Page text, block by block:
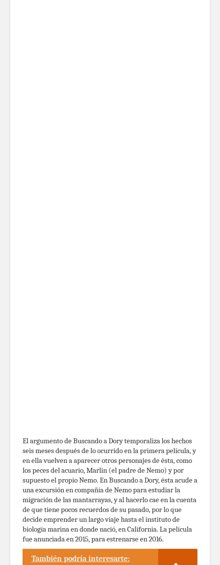
El argumento de Buscando a Dory temporaliza los hechos
seis meses después de lo ocurrido en la primera película, y
en ella vuelven a aparecer otros personajes de ésta, como
los peces del acuario, Marlin (el padre de Nemo) y por
supuesto el propio Nemo. En Buscando a Dory, ésta acude a
una excursión en compañía de Nemo para estudiar la
migración de las mantarrayas, y al hacerlo cae en la cuenta
de que tiene pocos recuerdos de su pasado, por lo que
decide emprender un largo viaje hasta el instituto de
biología marina en donde nació, en California. La película
fue anunciada en 2015, para estrenarse en 2016.
También podría interesarte: